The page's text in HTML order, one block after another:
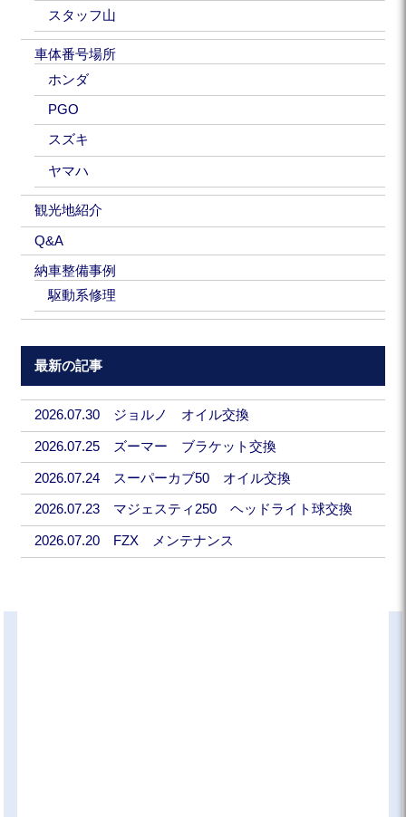
スタッフ山
車体番号場所
ホンダ
PGO
スズキ
ヤマハ
観光地紹介
Q&A
納車整備事例
駆動系修理
最新の記事
2026.07.30 ジョルノ オイル交換
2026.07.25 ズーマー ブラケット交換
2026.07.24 スーパーカブ50 オイル交換
2026.07.23 マジェスティ250 ヘッドライト球交換
2026.07.20 FZX メンテナンス